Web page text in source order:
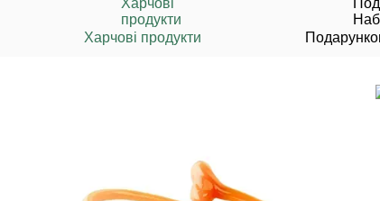
Харчові продукти